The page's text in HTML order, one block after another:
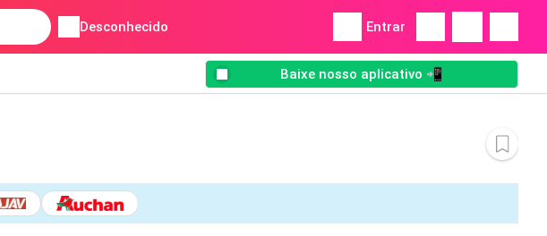
Desconhecido Entrar
Baixe nosso aplicativo 📲